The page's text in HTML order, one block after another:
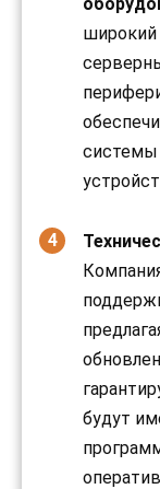
широкий
системы
будут